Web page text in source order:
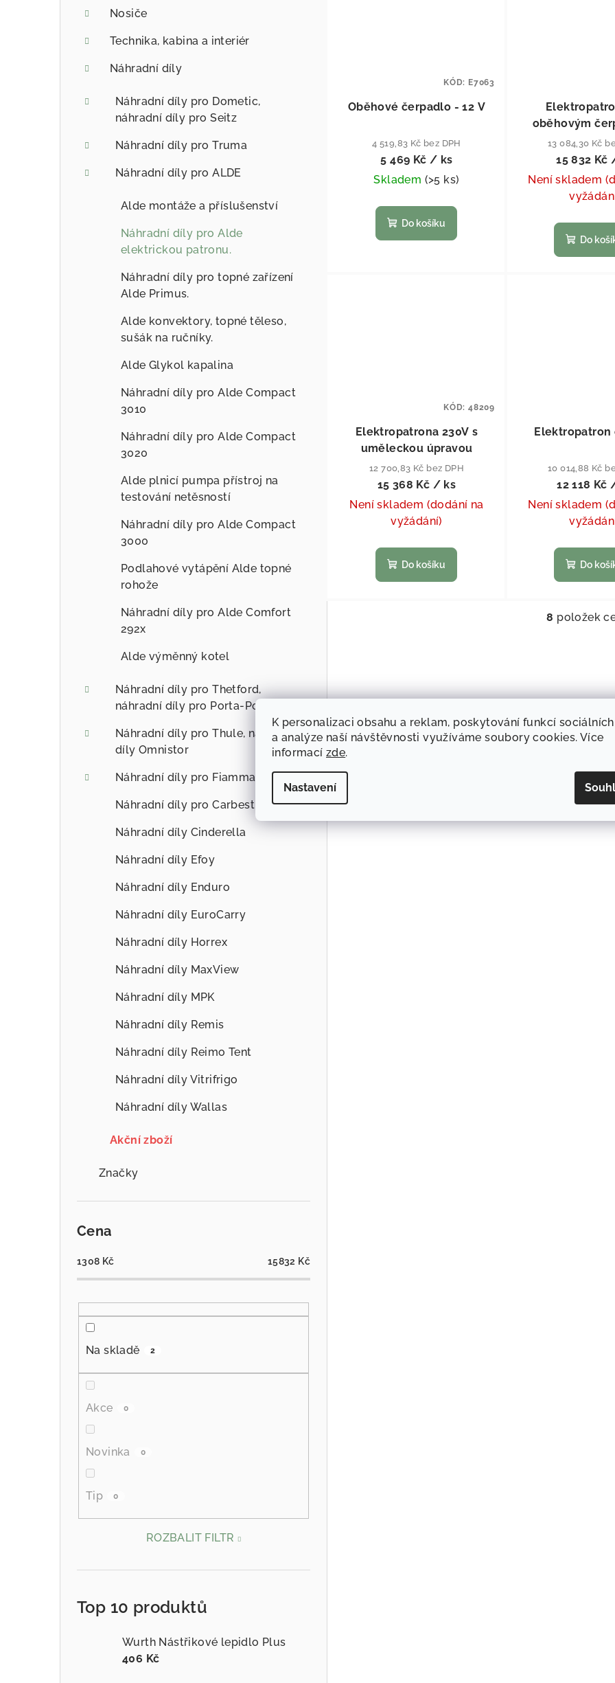
K personalizaci obsahu a reklam, poskytování funkcí
a analýze naší návštěvnosti využíváme soubory cookies. Více
informacízde.
Nastavení
Nosiče
Technika, kabina a interiér
Náhradní díly
Náhradní díly pro Dometic,
náhradní díly pro Seitz
Náhradní díly pro Truma
Náhradní díly pro ALDE
Alde montáže a příslušenství
Náhradní díly pro Alde
elektrickou patronu.
Náhradní díly pro topné zařízení
Alde Primus.
Alde konvektory, topné těleso,
sušák na ručníky.
Alde Glykol kapalina
Náhradní díly pro Alde Compact
3010
Náhradní díly pro Alde Compact
3020
Alde plnicí pumpa přístroj na
testování netěsností
Náhradní díly pro Alde Compact
3000
Podlahové vytápění Alde topné
rohože
Náhradní díly pro Alde Comfort
292x
Alde výměnný kotel
Náhradní díly pro Thetford,
náhradní díly pro Porta-Potti.
Náhradní díly pro Thule, náhradní
díly Omnistor
Náhradní díly pro Fiamma
Náhradní díly pro Carbest
Náhradní díly Cinderella
Náhradní díly Efoy
Náhradní díly Enduro
Náhradní díly EuroCarry
Náhradní díly Horrex
Náhradní díly MaxView
Náhradní díly MPK
Náhradní díly Remis
Náhradní díly Reimo Tent
Náhradní díly Vitrifrigo
Náhradní díly Wallas
Akční zboží
Značky
Cena
1308 Kč 15832 Kč
Na skladě 2
Akce 0
Novinka 0
Tip 0
ROZBALIT FILTR
Top 10 produktů
Wurth Nástřikové lepidlo Plus
406 Kč
Oběhové čerpadlo - 12 V
4 519,83 Kč bez DPH
5 469 Kč / ks
Skladem (>5 ks)
Do košíku
KÓD: E7063
oběhovým
13 084,30 Kč
15 832 Kč
Není skladem
Do
Elektropatrona 230V s
uměleckou úpravou
12 700,83 Kč bez DPH
15 368 Kč / ks
Není skladem (dodání na
vyžádání)
Do košíku
KÓD: 48209
Elektropatron
10 014,88 Kč
12 118 Kč
Není skladem
Do
8 položek